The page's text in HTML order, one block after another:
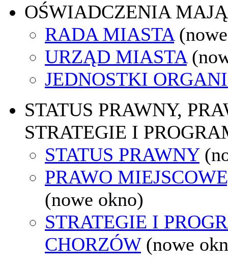
OŚWIADCZENIA
RADA MIASTA
URZĄD MIASTA
JEDNOSTKI
STATUS PRAWNY,
STRATEGIE I
STATUS PRAWNY
PRAWO
(nowe okno)
STRATEGIE I
CHORZÓW (nowe